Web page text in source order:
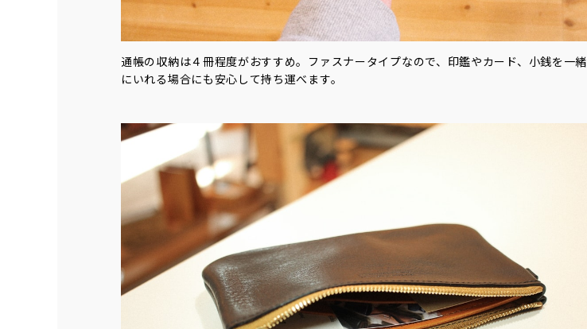
通帳の収納は４冊程度がおすすめ。ファスナータイプなので、印鑑やカード、小銭を一緒
にいれる場合にも安心して持ち運べます。